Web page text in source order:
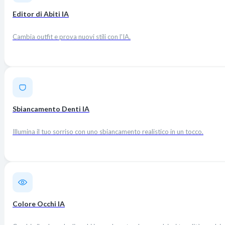
Editor di Abiti IA
Cambia outfit e prova nuovi stili con l'IA.
Sbiancamento Denti IA
Illumina il tuo sorriso con uno sbiancamento realistico in un tocco.
Colore Occhi IA